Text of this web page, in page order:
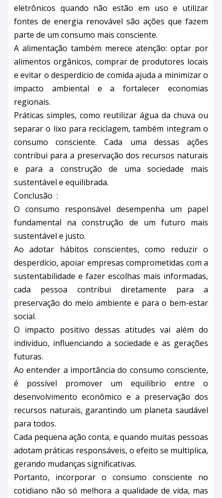
eletrônicos quando não estão em uso e utilizar
fontes de energia renovável são ações que fazem
parte de um consumo mais consciente.
A alimentação também merece atenção: optar por
alimentos orgânicos, comprar de produtores locais
e evitar o desperdício de comida ajuda a minimizar o
impacto ambiental e a fortalecer economias
regionais.
Práticas simples, como reutilizar água da chuva ou
separar o lixo para reciclagem, também integram o
consumo consciente. Cada uma dessas ações
contribui para a preservação dos recursos naturais
e para a construção de uma sociedade mais
sustentável e equilibrada.
Conclusão :
O consumo responsável desempenha um papel
fundamental na construção de um futuro mais
sustentável e justo.
Ao adotar hábitos conscientes, como reduzir o
desperdício, apoiar empresas comprometidas com a
sustentabilidade e fazer escolhas mais informadas,
cada pessoa contribui diretamente para a
preservação do meio ambiente e para o bem-estar
social.
O impacto positivo dessas atitudes vai além do
indivíduo, influenciando a sociedade e as gerações
futuras.
Ao entender a importância do consumo consciente,
é possível promover um equilíbrio entre o
desenvolvimento econômico e a preservação dos
recursos naturais, garantindo um planeta saudável
para todos.
Cada pequena ação conta, e quando muitas pessoas
adotam práticas responsáveis, o efeito se multiplica,
gerando mudanças significativas.
Portanto, incorporar o consumo consciente no
cotidiano não só melhora a qualidade de vida, mas